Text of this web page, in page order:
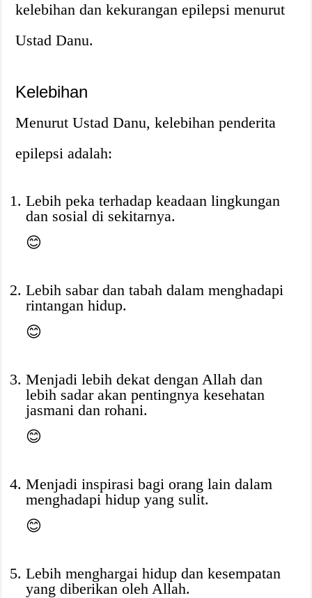
kelebihan dan kekurangan epilepsi menurut
Ustad Danu.
Kelebihan
Menurut Ustad Danu, kelebihan penderita
epilepsi adalah:
Lebih peka terhadap keadaan lingkungan
dan sosial di sekitarnya.
😊
Lebih sabar dan tabah dalam menghadapi
rintangan hidup.
😊
Menjadi lebih dekat dengan Allah dan
lebih sadar akan pentingnya kesehatan
jasmani dan rohani.
😊
Menjadi inspirasi bagi orang lain dalam
menghadapi hidup yang sulit.
😊
Lebih menghargai hidup dan kesempatan
yang diberikan oleh Allah.